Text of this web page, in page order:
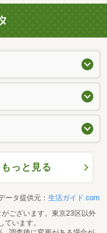
っと見る
ータ提供元： 生活ガイド.com
ございます。東京23区以外
います。